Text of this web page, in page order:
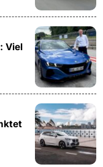
Viel